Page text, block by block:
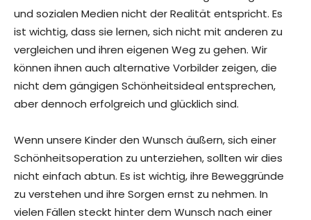
und sozialen Medien nicht der Realität entspricht. Es
ist wichtig, dass sie lernen, sich nicht mit anderen zu
vergleichen und ihren eigenen Weg zu gehen. Wir
können ihnen auch alternative Vorbilder zeigen, die
nicht dem gängigen Schönheitsideal entsprechen,
aber dennoch erfolgreich und glücklich sind.
Wenn unsere Kinder den Wunsch äußern, sich einer
Schönheitsoperation zu unterziehen, sollten wir dies
nicht einfach abtun. Es ist wichtig, ihre Beweggründe
zu verstehen und ihre Sorgen ernst zu nehmen. In
vielen Fällen steckt hinter dem Wunsch nach einer